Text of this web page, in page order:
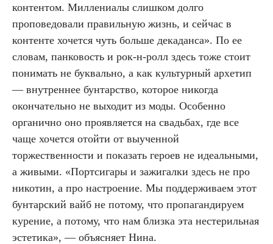
контентом. Миллениалы слишком долго
проповедовали правильную жизнь, и сейчас в
контенте хочется чуть больше декаданса». По ее
словам, панковость и рок-н-ролл здесь тоже стоит
понимать не буквально, а как культурный архетип
— внутреннее бунтарство, которое никогда
окончательно не выходит из моды. Особенно
органично оно проявляется на свадьбах, где все
чаще хочется отойти от выученной
торжественности и показать героев не идеальными,
а живыми. «Портсигары и зажигалки здесь не про
никотин, а про настроение. Мы поддерживаем этот
бунтарский вайб не потому, что пропагандируем
курение, а потому, что нам близка эта нестерильная
эстетика», — объясняет Нина.